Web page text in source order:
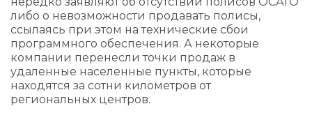
либо о невозможности продавать полисы,
ссылаясь при этом на технические сбои
программного обеспечения. А некоторые
компании перенесли точки продаж в
удаленные населенные пункты, которые
находятся за сотни километров от
региональных центров.